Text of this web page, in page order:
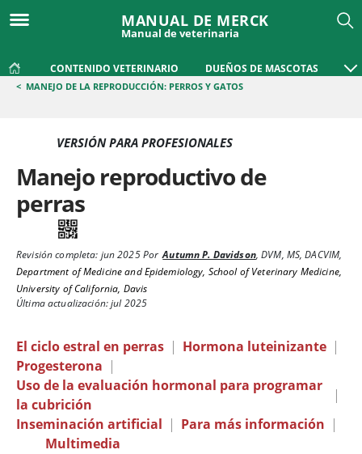
MANUAL DE MERCK
Manual de veterinaria
CONTENIDO VETERINARIO DUEÑOS DE MASCOTAS
< MANEJO DE LA REPRODUCCIÓN: PERROS Y GATOS
VERSIÓN PARA PROFESIONALES
Manejo reproductivo de
perras
Revisión completa: jun 2025Por Autumn P. Davidson,DVM, MS, DACVIM,
Department of Medicine and Epidemiology, School of Veterinary Medicine,
University of California, Davis
Última actualización: jul 2025
El ciclo estral en perras | Hormona luteinizante |
Progesterona |
Uso de la evaluación hormonal para programar
la cubrición
|
Inseminación artificial | Para más información |
Multimedia